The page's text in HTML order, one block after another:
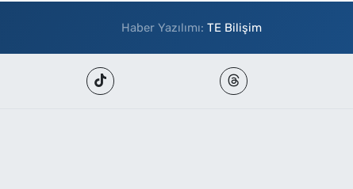
Haber Yazılımı:TE Bilişim